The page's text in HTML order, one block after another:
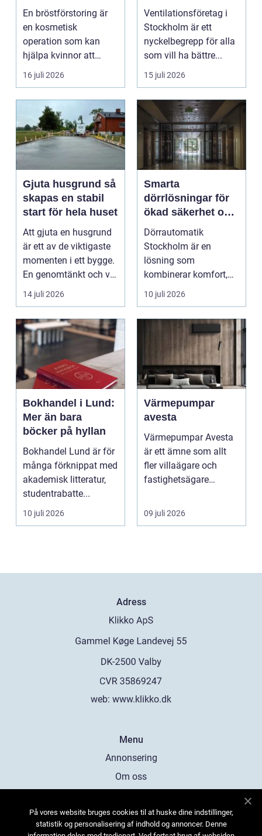
självförtroendet
En bröstförstoring är
en kosmetisk
operation som kan
hjälpa kvinnor att
uppn&ari...
16 juli 2026
expert på frisk luft
Ventilationsföretag i
Stockholm är ett
nyckelbegrepp för alla
som vill ha bättre...
15 juli 2026
Gjuta husgrund så
skapas en stabil
start för hela huset
Att gjuta en husgrund
är ett av de viktigaste
momenten i ett bygge.
En genomtänkt och väl
utförd gru...
14 juli 2026
Smarta
dörrlösningar för
ökad säkerhet och
komfort
Dörrautomatik
Stockholm är en
lösning som
kombinerar komfort,
säkerhet och tillg...
10 juli 2026
Bokhandel i Lund:
Mer än bara
böcker på hyllan
Bokhandel Lund är för
många förknippat med
akademisk litteratur,
studentrabatte...
10 juli 2026
Värmepumpar
avesta
Värmepumpar Avesta
är ett ämne som allt
fler villaägare och
fastighetsägare
09 juli 2026
Adress
web: www.klikko.dk
Menu
Annonsering
Om oss
Kontakta oss
Sitemap
På vores website bruges cookies til at huske dine indstillinger,
statistik og personalisering af indhold og annoncer. Denne